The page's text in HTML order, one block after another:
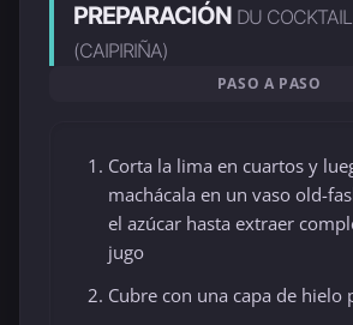
PREPARACIÓN DU
(CAIPIRIÑA)
PASO A PASO
Corta la lima en cuartos y
machácala en un vaso old-
el azúcar hasta extraer
jugo
Cubre con una capa de hielo